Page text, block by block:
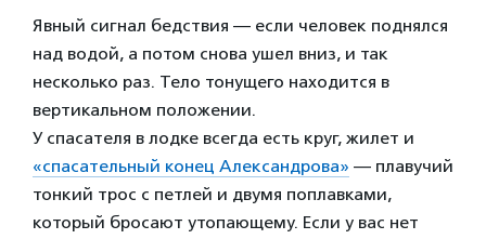
Явный сигнал бедствия — если человек поднялся
над водой, а потом снова ушел вниз, и так
несколько раз. Тело тонущего находится в
вертикальном положении.
У спасателя в лодке всегда есть круг, жилет и
«спасательный конец Александрова» — плавучий
тонкий трос с петлей и двумя поплавками,
который бросают утопающему. Если у вас нет